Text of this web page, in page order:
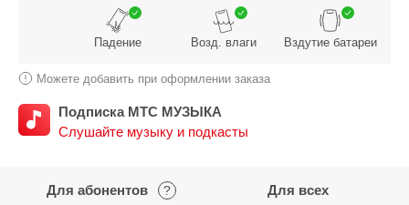
Падение Возд. влаги Вздутие батареи
Можете добавить при оформлении заказа
Подписка МТС МУЗЫКА
Слушайте музыку и подкасты
Для абонентов ? Для всех